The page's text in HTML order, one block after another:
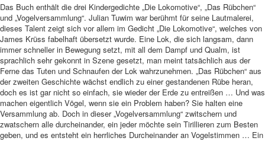
Das Buch enthält die drei Kindergedichte „Die Lokomotive“, „Das Rübchen“
und „Vogelversammlung“. Julian Tuwim war berühmt für seine Lautmalerei,
dieses Talent zeigt sich vor allem im Gedicht „Die Lokomotive“, welches von
James Krüss fabelhaft übersetzt wurde. Eine Lok, die sich langsam, dann
immer schneller in Bewegung setzt, mit all dem Dampf und Qualm, ist
sprachlich sehr gekonnt in Szene gesetzt, man meint tatsächlich aus der
Ferne das Tuten und Schnaufen der Lok wahrzunehmen. „Das Rübchen“ aus
der zweiten Geschichte wächst endlich zu einer gestandenen Rübe heran,
doch es ist gar nicht so einfach, sie wieder der Erde zu entreißen … Und was
machen eigentlich Vögel, wenn sie ein Problem haben? Sie halten eine
Versammlung ab. Doch in dieser „Vogelversammlung“ zwitschern und
zwatschern alle durcheinander, ein jeder möchte sein Tirillieren zum Besten
geben, und es entsteht ein herrliches Durcheinander an Vogelstimmen … Ein